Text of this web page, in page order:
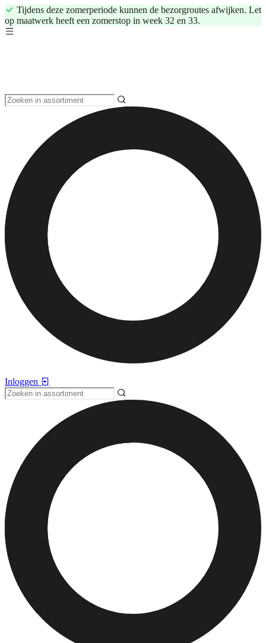
Tijdens deze zomerperiode kunnen de bezorgroutes afwijken. Let
op maatwerk heeft een zomerstop in week 32 en 33.
Inloggen